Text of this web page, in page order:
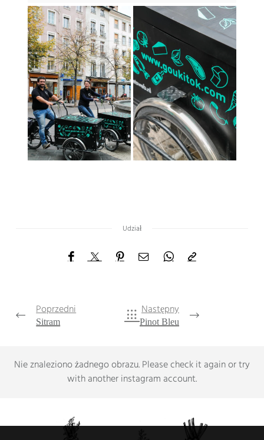
Udział
Poprzedni
Sitram
Następny
Pinot Bleu
Nie znaleziono żadnego obrazu.Please check it again or try
with another instagram account.